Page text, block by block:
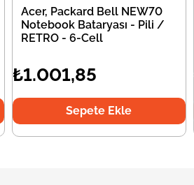
Acer, Packard Bell NEW70
Notebook Bataryası - Pili /
RETRO - 6-Cell
₺1.001,85
Sepete Ekle